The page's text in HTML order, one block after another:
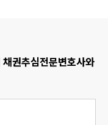
채권추심전문변호사와